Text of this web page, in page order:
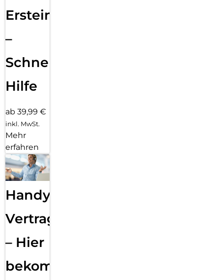
Ersteinrichtung
–
Schnelle
Hilfe
ab 39,99 €
inkl. MwSt.
Mehr
erfahren
Handy
Vertragsabwicklung
– Hier
bekommst